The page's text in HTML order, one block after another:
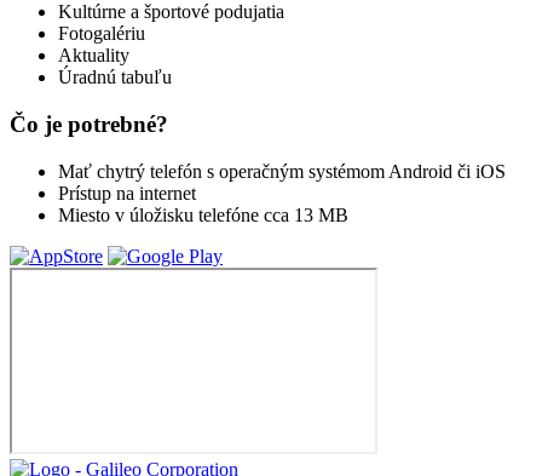
Kultúrne a športové podujatia
Fotogalériu
Aktuality
Úradnú tabuľu
Čo je potrebné?
Mať chytrý telefón s operačným systémom Android či iOS
Prístup na internet
Miesto v úložisku telefóne cca 13 MB